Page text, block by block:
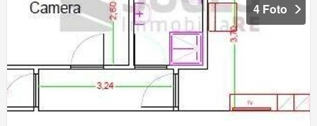
4 Foto